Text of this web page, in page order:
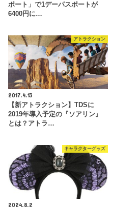
ポート」で1デーパスポートが
6400円に…
アトラクション
2017.4.13
【新アトラクション】TDSに
2019年導入予定の『ソアリン』
とは？アトラ…
キャラクターグッズ
2024.8.2